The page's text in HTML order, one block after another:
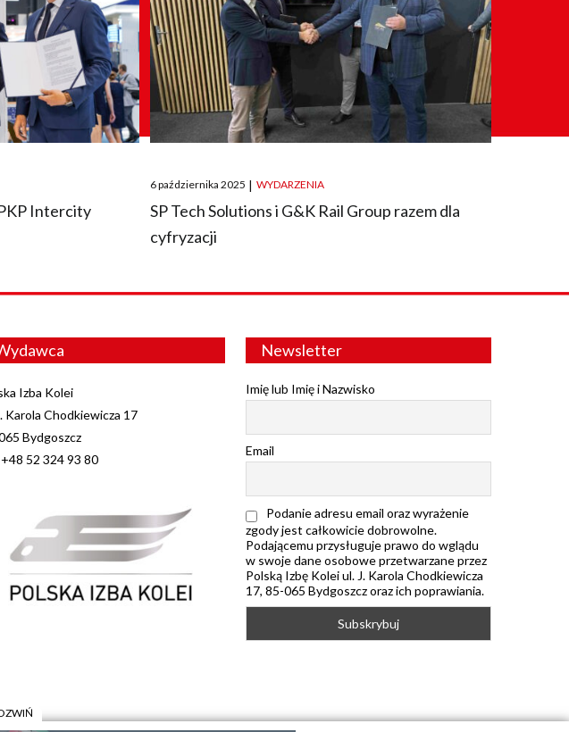
Intercity
Posted
on
6 października 2025 | WYDARZENIA
SP Tech Solutions i G&K Rail Group razem dla
cyfryzacji
Izba Kolei
Karola Chodkiewicza 17
Bydgoszcz
52 324 93 80
Newsletter
Imię lub Imię i Nazwisko
Email
Podanie adresu email oraz wyrażenie
zgody jest całkowicie dobrowolne.
Podającemu przysługuje prawo do wglądu
w swoje dane osobowe przetwarzane przez
Polską Izbę Kolei ul. J. Karola Chodkiewicza
17, 85-065 Bydgoszcz oraz ich poprawiania.